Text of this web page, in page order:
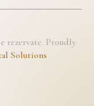
rezervate. Proudly
Solutions